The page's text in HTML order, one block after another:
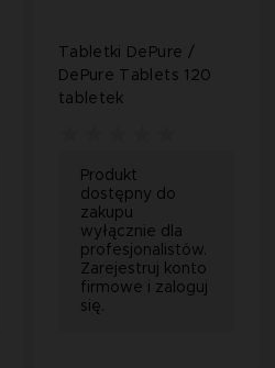
Tabletki DePure /
DePure Tablets 120
tabletek
Produkt
dostępny do
zakupu
wyłącznie dla
profesjonalistów.
Zarejestruj konto
firmowe i zaloguj
się.